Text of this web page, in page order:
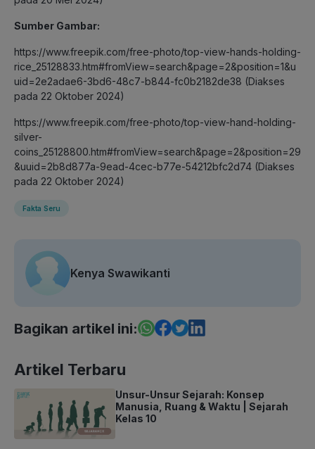
Sumber Gambar:
https://www.freepik.com/free-photo/top-view-hands-holding-
rice_25128833.htm#fromView=search&page=2&position=1&u
uid=2e2adae6-3bd6-48c7-b844-fc0b2182de38 (Diakses
pada 22 Oktober 2024)
https://www.freepik.com/free-photo/top-view-hand-holding-
silver-
coins_25128800.htm#fromView=search&page=2&position=29
&uuid=2b8d877a-9ead-4cec-b77e-54212bfc2d74 (Diakses
pada 22 Oktober 2024)
Fakta Seru
Kenya Swawikanti
Bagikan artikel ini:
Artikel Terbaru
Unsur-Unsur Sejarah: Konsep
Manusia, Ruang & Waktu | Sejarah
Kelas 10